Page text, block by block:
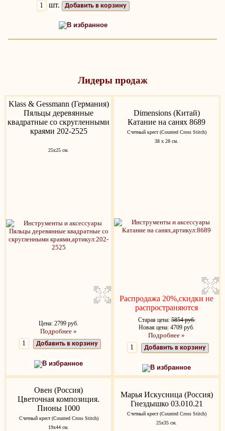
шт.
Добавить в корзину
В избранное
Лидеры продаж
Klass & Gessmann (Германия)
Пяльцы деревянные
квадратные со скругленными
краями 202-2525
25х25 см.
Цена: 2799 руб.
Подробнее »
Добавить в корзину
В избранное
Dimensions (Китай)
Катание на санях 8689
Счетный крест (Counted Cross Stitch)
38 х 28 см.
Распродажа 20%,скидки не
распространяются
Старая цена:5854 руб.
Новая цена: 4709 руб.
Подробнее »
Добавить в корзину
В избранное
Овен (Россия)
Цветочная композиция.
Пионы 1000
Счетный крест (Counted Cross Stitch)
19х44 см.
Марья Искусница (Россия)
Гнездышко 03.010.21
Счетный крест (Counted Cross Stitch)
25x35 см.